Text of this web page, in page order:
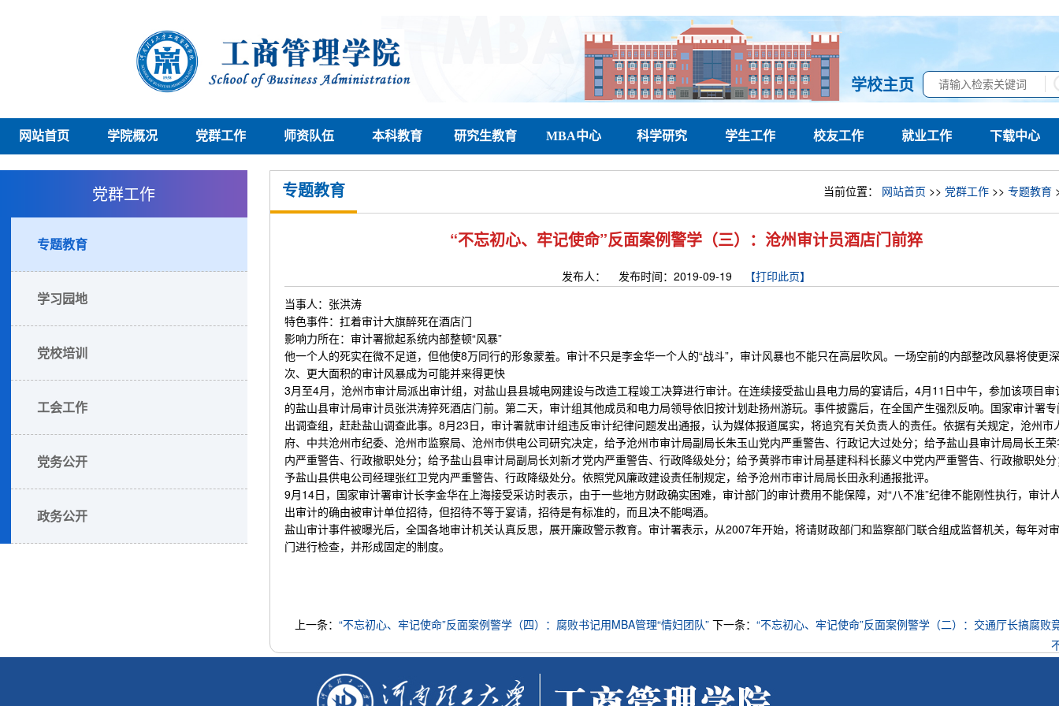
学校主页
网站首页 学院概况 党群工作 师资队伍 本科教育 研究生教育 MBA中心 科学研究 学生工作 校友工作 就业工作 下载中心
党群工作
专题教育
学习园地
党校培训
工会工作
党务公开
政务公开
专题教育 当前位置： 网站首页 >> 党群工作 >> 专题教育
“不忘初心、牢记使命”反面案例警学（三）：沧州审计员酒店门前猝
发布人： 发布时间：2019-09-19
【打印此页】
当事人：张洪涛
特色事件：扛着审计大旗醉死在酒店门
影响力所在：审计署掀起系统内部整顿“风暴”
他一个人的死实在微不足道，但他使8万同行的形象蒙羞。审计不只是李金华一个人的“战斗”，审计风暴也不能只在高层吹风。一场空前的内部整改风暴将使更
次、更大面积的审计风暴成为可能并来得更快
3月至4月，沧州市审计局派出审计组，对盐山县县城电网建设与改造工程竣工决算进行审计。在连续接受盐山县电力局的宴请后，4月11日中午，参加该项目审
的盐山县审计局审计员张洪涛猝死酒店门前。第二天，审计组其他成员和电力局领导依旧按计划赴扬州游玩。事件披露后，在全国产生强烈反响。国家审计署
出调查组，赶赴盐山调查此事。8月23日，审计署就审计组违反审计纪律问题发出通报，认为媒体报道属实，将追究有关负责人的责任。依据有关规定，沧州市
府、中共沧州市纪委、沧州市监察局、沧州市供电公司研究决定，给予沧州市审计局副局长朱玉山党内严重警告、行政记大过处分；给予盐山县审计局局长王
内严重警告、行政撤职处分；给予盐山县审计局副局长刘新才党内严重警告、行政降级处分；给予黄骅市审计局基建科科长藤义中党内严重警告、行政撤职处
予盐山县供电公司经理张红卫党内严重警告、行政降级处分。依照党风廉政建设责任制规定，给予沧州市审计局局长田永利通报批评。
9月14日，国家审计署审计长李金华在上海接受采访时表示，由于一些地方财政确实困难，审计部门的审计费用不能保障，对“八不准”纪律不能刚性执行，审计
出审计的确由被审计单位招待，但招待不等于宴请，招待是有标准的，而且决不能喝酒。
盐山审计事件被曝光后，全国各地审计机关认真反思，展开廉政警示教育。审计署表示，从2007年开始，将请财政部门和监察部门联合组成监督机关，每年对
门进行检查，并形成固定的制度。
上一条： “不忘初心、牢记使命”反面案例警学（四）：腐败书记用MBA管理“情妇团队” 下一条： “不忘初心、牢记使命”反面案例警学（二）：交通厅长搞腐败